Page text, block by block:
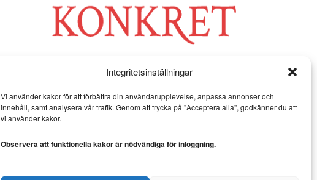
Integritetsinställningar
Vi använder kakor för att förbättra din användarupplevelse, anpassa annonser och
innehåll, samt analysera vår trafik. Genom att trycka på "Acceptera alla", godkänner du att
vi använder kakor.
Observera att funktionella kakor är nödvändiga för inloggning.